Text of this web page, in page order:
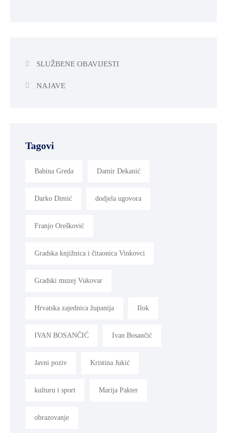
SLUŽBENE OBAVIJESTI
NAJAVE
Tagovi
Babina Greda Damir Dekanić
Darko Dimić dodjela ugovora
Franjo Orešković
Gradska knjižnica i čitaonica Vinkovci
Gradski muzej Vukovar
Hrvatska zajednica županija Ilok
IVAN BOSANČIĆ Ivan Bosančić
Javni poziv Kristina Jukić
kulturu i sport Marija Pakter
obrazovanje